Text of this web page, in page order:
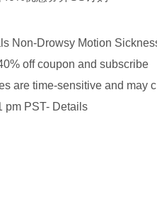
Non-Drowsy Motion
off coupon and subscribe
are time-sensitive and may
pm PST- Details